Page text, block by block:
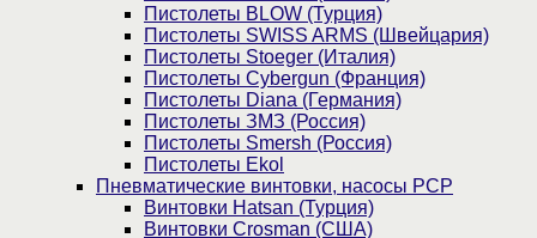
Пистолеты BLOW (Турция)
Пистолеты SWISS ARMS (Швейцария)
Пистолеты Stoeger (Италия)
Пистолеты Cybergun (Франция)
Пистолеты Diana (Германия)
Пистолеты ЗМЗ (Россия)
Пистолеты Smersh (Россия)
Пистолеты Ekol
Пневматические винтовки, насосы PCP
Винтовки Hatsan (Турция)
Винтовки Crosman (США)